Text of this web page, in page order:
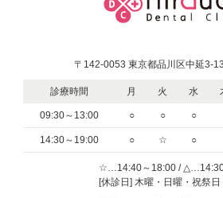
〒142-0053 東京都品川区中延3-
診療時間 月 火 水
09:30～13:00 ○ ○ ○
14:30～19:00 ○ ☆ ○
☆…14:40～18:00 /
[休診日] 木曜・日曜・祝祭日